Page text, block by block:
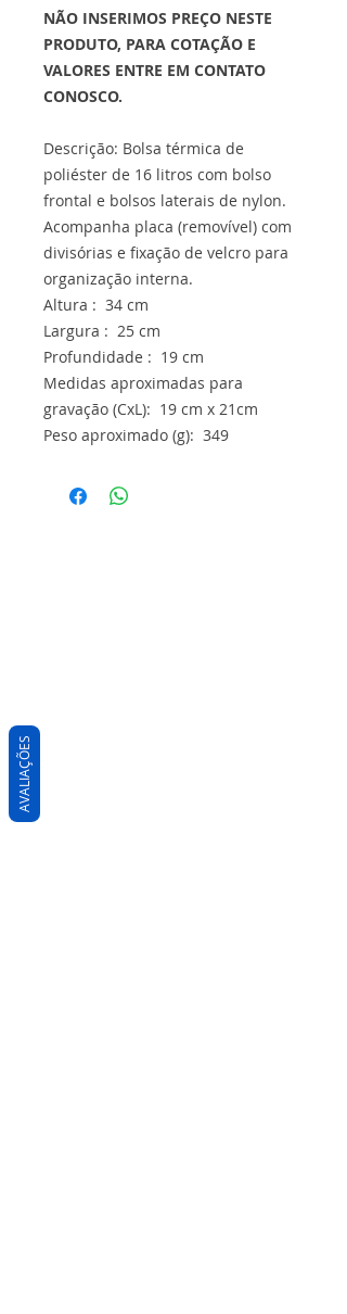
NÃO INSERIMOS PREÇO NESTE
PRODUTO, PARA COTAÇÃO E
VALORES ENTRE EM CONTATO
CONOSCO.
Descrição: Bolsa térmica de
poliéster de 16 litros com bolso
frontal e bolsos laterais de nylon.
Acompanha placa (removível) com
divisórias e fixação de velcro para
organização interna.
Altura : 34 cm
Largura : 25 cm
Profundidade : 19 cm
Medidas aproximadas para
gravação (CxL): 19 cm x 21cm
Peso aproximado (g): 349
AVALIAÇÕES